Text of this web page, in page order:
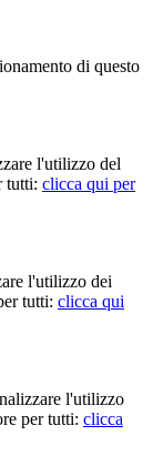
di questo
l'utilizzo del
tutti: clicca qui per
l'utilizzo dei
tutti: clicca qui
l'utilizzo
per tutti: clicca